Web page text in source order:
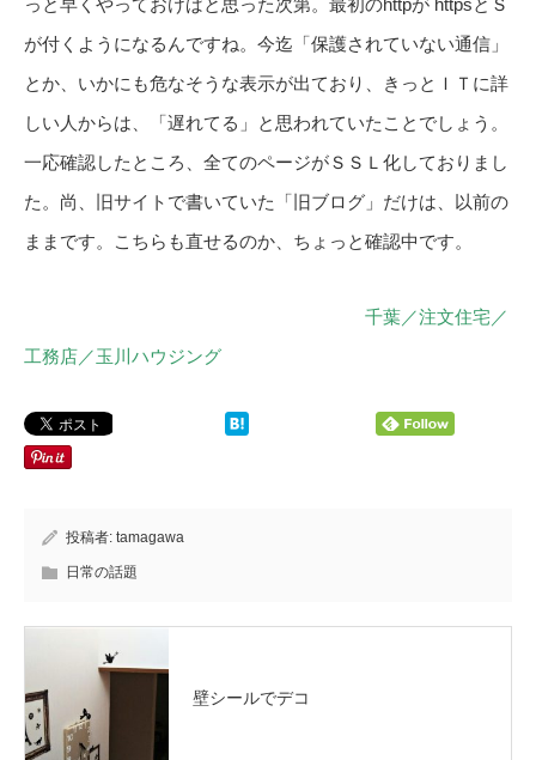
っと早くやっておけばと思った次第。最初のhttpが httpsとＳ
が付くようになるんですね。今迄「保護されていない通信」
とか、いかにも危なそうな表示が出ており、きっとＩＴに詳
しい人からは、「遅れてる」と思われていたことでしょう。
一応確認したところ、全てのページがＳＳＬ化しておりまし
た。尚、旧サイトで書いていた「旧ブログ」だけは、以前の
ままです。こちらも直せるのか、ちょっと確認中です。
千葉／注文住宅／
工務店／玉川ハウジング
投稿者: tamagawa
日常の話題
壁シールでデコ